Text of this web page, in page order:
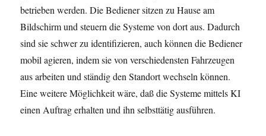
betrieben werden. Die Bediener sitzen zu Hause am
Bildschirm und steuern die Systeme von dort aus. Dadurch
sind sie schwer zu identifizieren, auch können die Bediener
mobil agieren, indem sie von verschiedensten Fahrzeugen
aus arbeiten und ständig den Standort wechseln können.
Eine weitere Möglichkeit wäre, daß die Systeme mittels KI
einen Auftrag erhalten und ihn selbsttätig ausführen.